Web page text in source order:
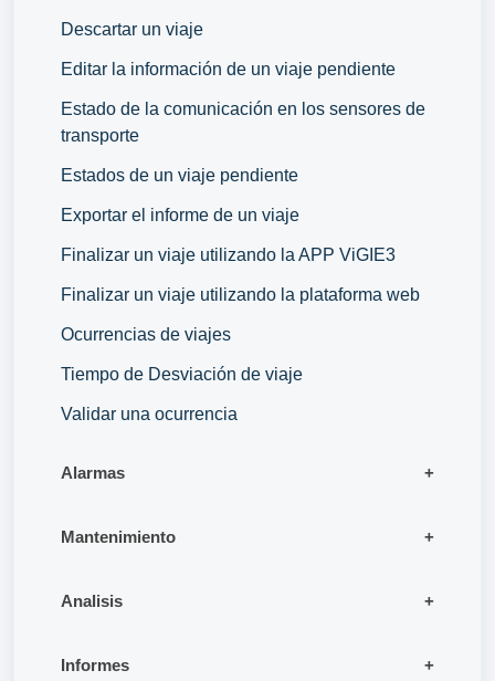
Descartar un viaje
Editar la información de un viaje pendiente
Estado de la comunicación en los sensores de
transporte
Estados de un viaje pendiente
Exportar el informe de un viaje
Finalizar un viaje utilizando la APP ViGIE3
Finalizar un viaje utilizando la plataforma web
Ocurrencias de viajes
Tiempo de Desviación de viaje
Validar una ocurrencia
Alarmas
Mantenimiento
Analisis
Informes